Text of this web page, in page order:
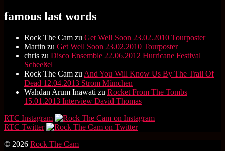
famous last words
Rock The Cam zu Get Well Soon 23.02.2010 Tourposter
Martin zu Get Well Soon 23.02.2010 Tourposter
chris zu Disco Ensemble 22.06.2012 Hurricane Festival
Scheeßel
Rock The Cam zu And You Will Know Us By The Trail Of
Dead 12.04.2013 Strom München
Wahdan Arum Inawati zu Rocket From The Tombs
15.01.2013 Interview David Thomas
RTC Instagram
RTC Twitter
© 2026 Rock The Cam